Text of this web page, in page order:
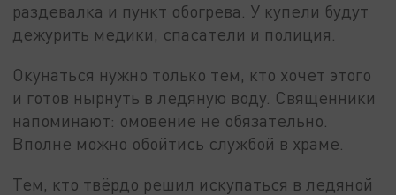
раздевалка и пункт обогрева. У купели будут
дежурить медики, спасатели и полиция.
Окунаться нужно только тем, кто хочет этого
и готов нырнуть в ледяную воду. Священники
напоминают: омовение не обязательно.
Вполне можно обойтись службой в храме.
Тем, кто твёрдо решил искупаться в ледяной